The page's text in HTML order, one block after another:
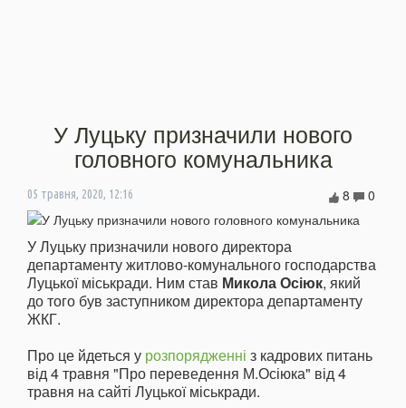
У Луцьку призначили нового
головного комунальника
05 травня, 2020, 12:16 0
8
У Луцьку призначили нового директора
департаменту житлово-комунального господарства
Луцької міськради. Ним став Микола Осіюк, який
до того був заступником директора департаменту
ЖКГ.
Про це йдеться у розпорядженні з кадрових питань
від 4 травня "Про переведення М.Осіюка" від 4
травня на сайті Луцької міськради.